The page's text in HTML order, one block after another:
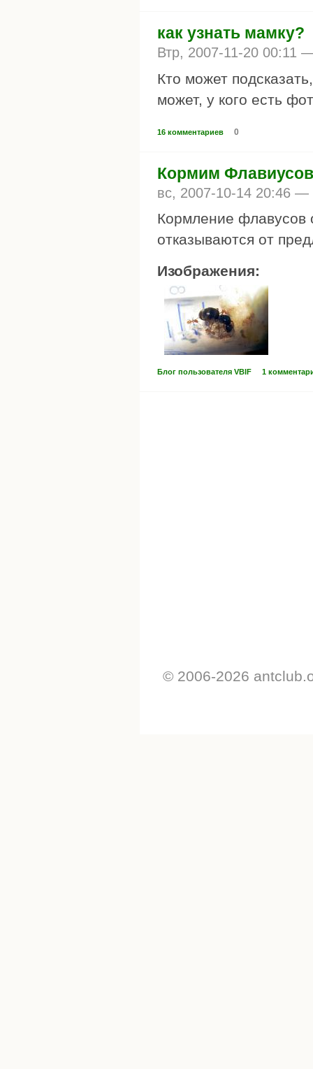
как узнать мамку?
Втр, 2007-11-20 00:11
Кто может
может, у кого есть
16 комментариев 0
Кормим Флавиусов
вс, 2007-10-14 20:46 —
Кормление флавусов
отказываются от
Изображения:
Блог пользователя VBIF 1
© 2006-2026